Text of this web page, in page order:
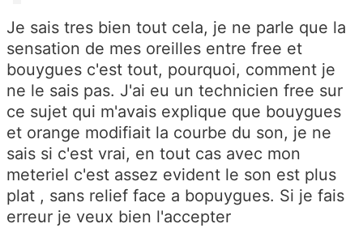
Je sais tres bien tout cela, je ne parle que la
sensation de mes oreilles entre free et
bouygues c'est tout, pourquoi, comment je
ne le sais pas. J'ai eu un technicien free sur
ce sujet qui m'avais explique que bouygues
et orange modifiait la courbe du son, je ne
sais si c'est vrai, en tout cas avec mon
meteriel c'est assez evident le son est plus
plat , sans relief face a bopuygues. Si je fais
erreur je veux bien l'accepter